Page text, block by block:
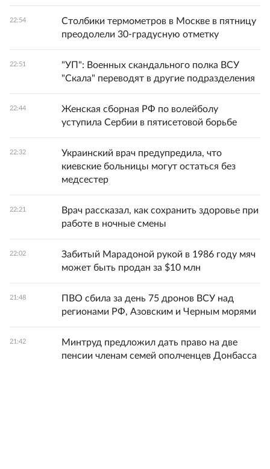
22:54
Столбики термометров в Москве в пятницу
преодолели 30-градусную отметку
22:51
"УП": Военных скандального полка ВСУ
"Скала" переводят в другие подразделения
22:44
Женская сборная РФ по волейболу
уступила Сербии в пятисетовой борьбе
22:32
Украинский врач предупредила, что
киевские больницы могут остаться без
медсестер
22:21
Врач рассказал, как сохранить здоровье при
работе в ночные смены
22:02
Забитый Марадоной рукой в 1986 году мяч
может быть продан за $10 млн
21:48
ПВО сбила за день 75 дронов ВСУ над
регионами РФ, Азовским и Черным морями
21:42
Минтруд предложил дать право на две
пенсии членам семей ополченцев Донбасса